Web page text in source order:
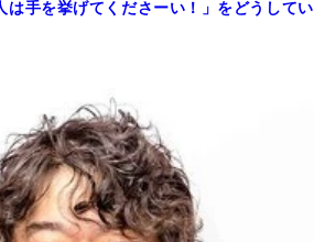
は手を挙げてくださーい！」をどうしてい